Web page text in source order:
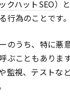
クハットSEO）
行為のことです。
のうち、特に悪
ぶこともありま
監視、テストな